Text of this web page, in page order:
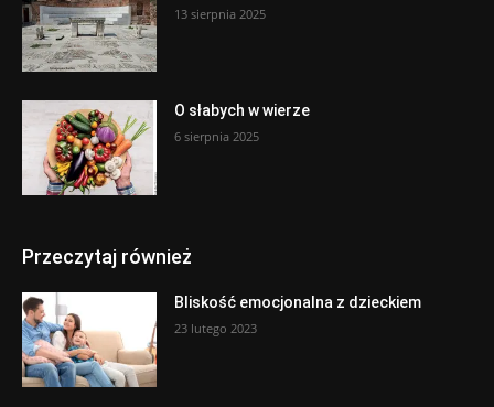
13 sierpnia 2025
O słabych w wierze
6 sierpnia 2025
Przeczytaj również
Bliskość emocjonalna z dzieckiem
23 lutego 2023